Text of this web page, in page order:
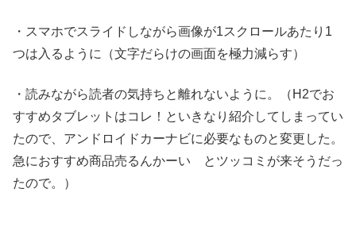
・スマホでスライドしながら画像が1スクロールあたり1
つは入るように（文字だらけの画面を極力減らす）
・読みながら読者の気持ちと離れないように。（H2でお
すすめタブレットはコレ！といきなり紹介してしまってい
たので、アンドロイドカーナビに必要なものと変更した。
急におすすめ商品売るんかーい とツッコミが来そうだっ
たので。）